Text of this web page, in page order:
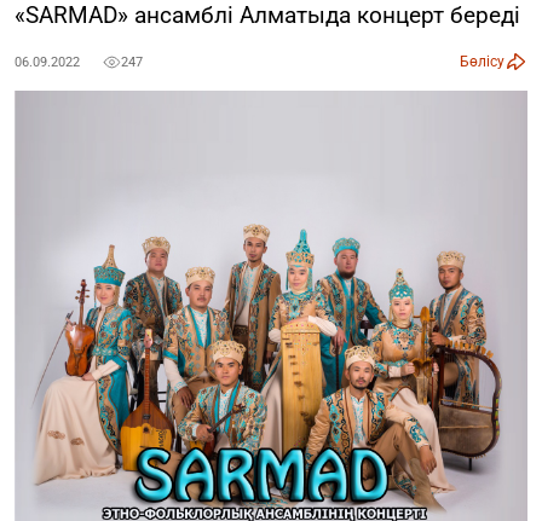
«SARMAD» ансамблі Алматыда концерт береді
06.09.2022 247 Бөлісу